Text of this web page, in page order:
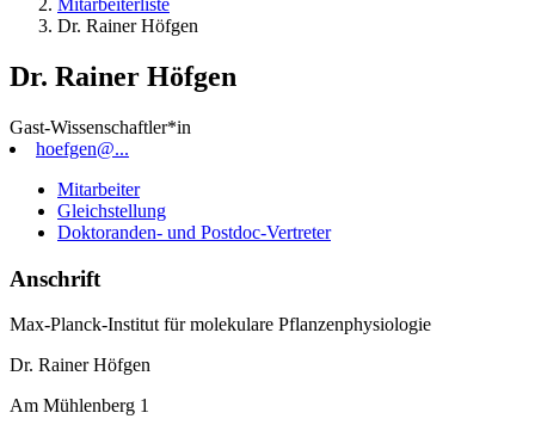
Mitarbeiterliste
Dr. Rainer Höfgen
Dr. Rainer Höfgen
Gast-Wissenschaftler*in
hoefgen@...
Mitarbeiter
Gleichstellung
Doktoranden- und Postdoc-Vertreter
Anschrift
Max-Planck-Institut für molekulare Pflanzenphysiologie
Dr. Rainer Höfgen
Am Mühlenberg 1